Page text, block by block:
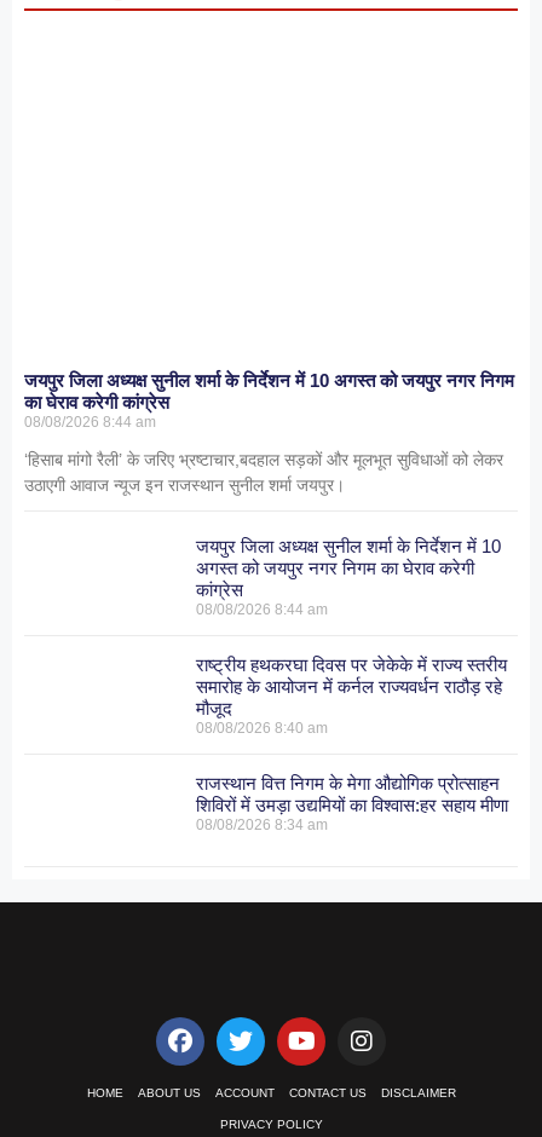
जयपुर जिला अध्यक्ष सुनील शर्मा के निर्देशन में 10 अगस्त को जयपुर नगर निगम
का घेराव करेगी कांग्रेस
08/08/2026 8:44 am
‘हिसाब मांगो रैली’ के जरिए भ्रष्टाचार,बदहाल सड़कों और मूलभूत सुविधाओं को लेकर
उठाएगी आवाज न्यूज इन राजस्थान सुनील शर्मा जयपुर।
जयपुर जिला अध्यक्ष सुनील शर्मा के निर्देशन में 10
अगस्त को जयपुर नगर निगम का घेराव करेगी
कांग्रेस
08/08/20268:44 am
राष्ट्रीय हथकरघा दिवस पर जेकेके में राज्य स्तरीय
समारोह के आयोजन में कर्नल राज्यवर्धन राठौड़ रहे
मौजूद
08/08/20268:40 am
राजस्थान वित्त निगम के मेगा औद्योगिक प्रोत्साहन
शिविरों में उमड़ा उद्यमियों का विश्वास:हर सहाय मीणा
08/08/20268:34 am
HOME ABOUT US ACCOUNT CONTACT US DISCLAIMER
PRIVACY POLICY